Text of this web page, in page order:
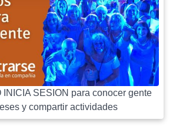
INICIA SESION para conocer gente
y compartir actividades